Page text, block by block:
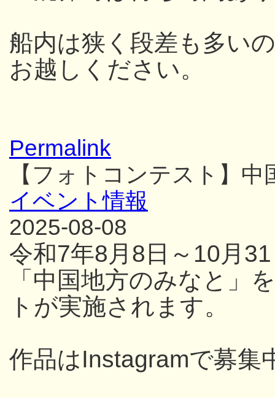
船内は狭く段差も多い
お越しください。
Permalink
【フォトコンテスト】
イベント情報
2025-08-08
令和7年8月8日～10月
「中国地方のみなと」
トが実施されます。
作品はInstagramで募集